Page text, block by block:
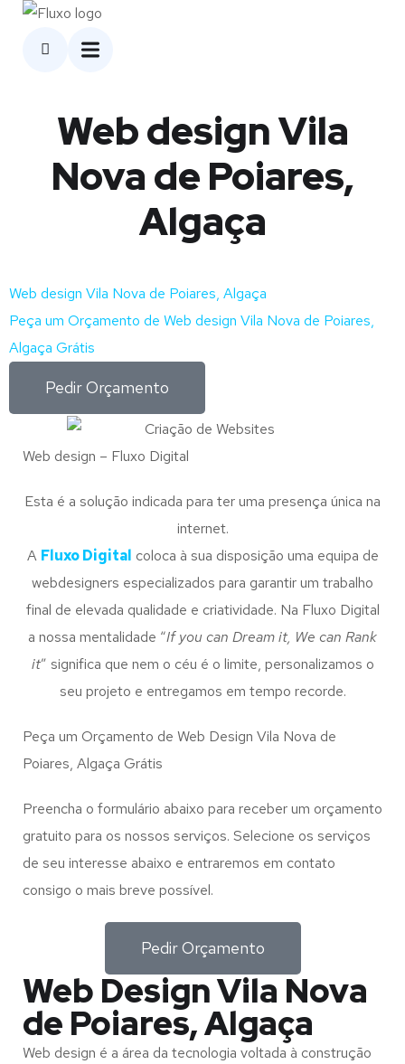
Web design Vila
Nova de Poiares,
Algaça
Web design Vila Nova de Poiares, Algaça
Peça um Orçamento de Web design Vila Nova de Poiares,
Algaça Grátis
Pedir Orçamento
Web design – Fluxo Digital
Esta é a solução indicada para ter uma presença única na
internet.
A Fluxo Digital coloca à sua disposição uma equipa de
webdesigners especializados para garantir um trabalho
final de elevada qualidade e criatividade. Na Fluxo Digital
a nossa mentalidade “If you can Dream it, We can Rank
it” significa que nem o céu é o limite, personalizamos o
seu projeto e entregamos em tempo recorde.
Peça um Orçamento de Web Design Vila Nova de
Poiares, Algaça Grátis
Preencha o formulário abaixo para receber um orçamento
gratuito para os nossos serviços. Selecione os serviços
de seu interesse abaixo e entraremos em contato
consigo o mais breve possível.
Pedir Orçamento
Web Design Vila Nova
de Poiares, Algaça
Web design é a área da tecnologia voltada à construção